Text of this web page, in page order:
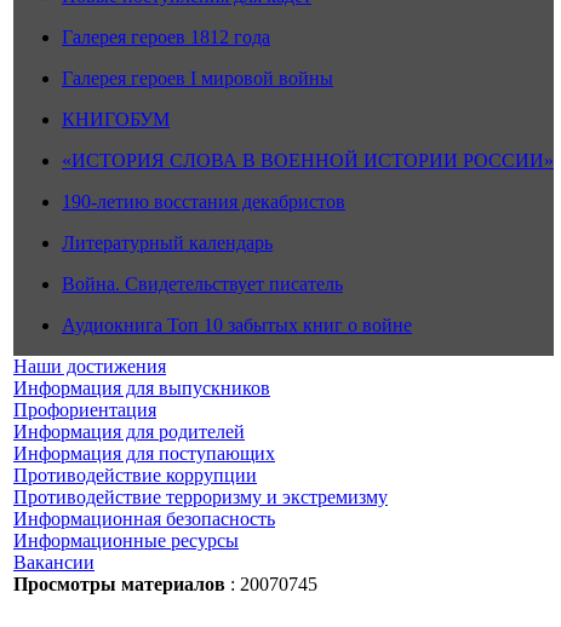
Галерея героев 1812 года
Галерея героев I мировой войны
КНИГОБУМ
«ИСТОРИЯ СЛОВА В ВОЕННОЙ ИСТОРИИ РОССИИ»
190-летию восстания декабристов
Литературный календарь
Война. Свидетельствует писатель
Аудиокнига Топ 10 забытых книг о войне
Наши достижения
Информация для выпускников
Профориентация
Информация для родителей
Информация для поступающих
Противодействие коррупции
Противодействие терроризму и экстремизму
Информационная безопасность
Информационные ресурсы
Вакансии
Просмотры материалов : 20070745